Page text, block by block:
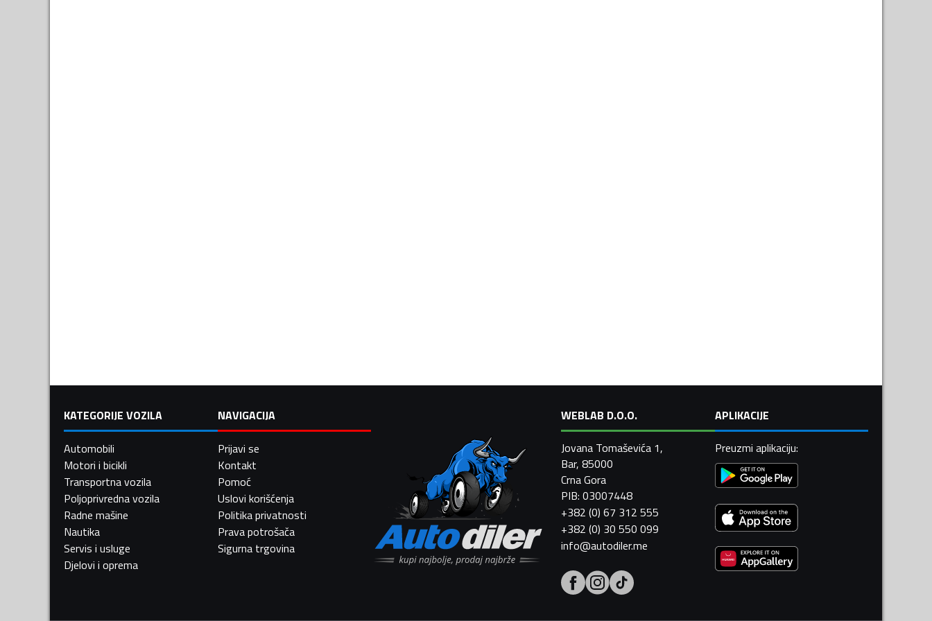
KATEGORIJE VOZILA
Automobili
Motori i bicikli
Transportna vozila
Poljoprivredna vozila
Radne mašine
Nautika
Servis i usluge
Djelovi i oprema
NAVIGACIJA
Prijavi se
Kontakt
Pomoć
Uslovi korišćenja
Politika privatnosti
Prava potrošača
Sigurna trgovina
WEBLAB D.O.O.
Jovana Tomaševića 1,
Bar, 85000
Crna Gora
PIB: 03007448
+382 (0) 67 312 555
+382 (0) 30 550 099
info@autodiler.me
APLIKACIJE
Preuzmi aplikaciju: